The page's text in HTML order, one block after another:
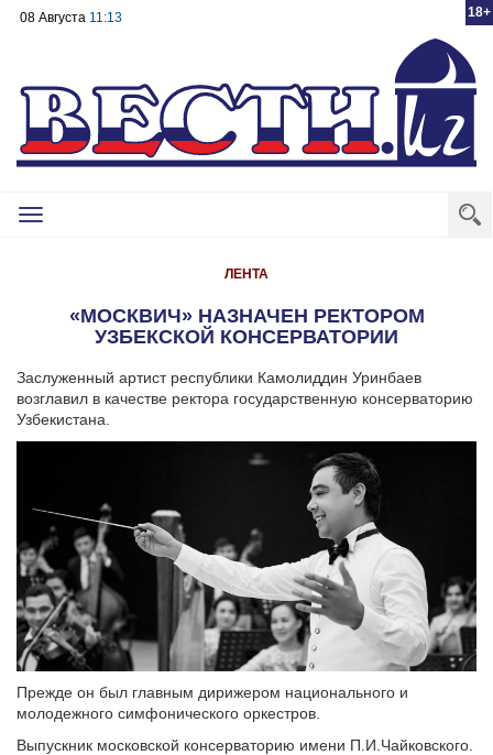
18+
08 Августа 11:13
Toggle
ЛЕНТА
«МОСКВИЧ» НАЗНАЧЕН РЕКТОРОМ
УЗБЕКСКОЙ КОНСЕРВАТОРИИ
Заслуженный артист республики Камолиддин Уринбаев
возглавил в качестве ректора государственную консерваторию
Узбекистана.
Прежде он был главным дирижером национального и
молодежного симфонического оркестров.
Выпускник московской консерваторию имени П.И.Чайковского.